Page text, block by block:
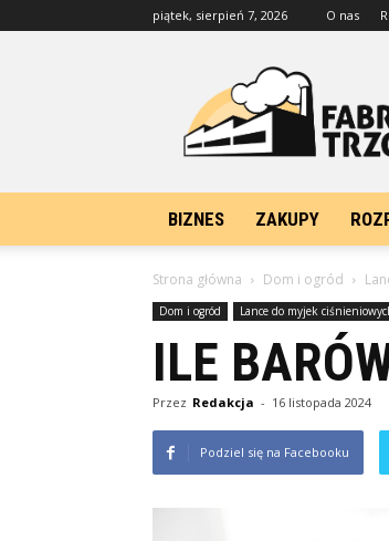
piątek, sierpień 7, 2026 O nas
FabrykaTrzciny.pl
BIZNES ZAKUPY
Strona główna Dom i ogród
Dom i ogród Lance do myjek
ILE
Przez Redakcja - 16 listopada 2024
Podziel się na Facebooku